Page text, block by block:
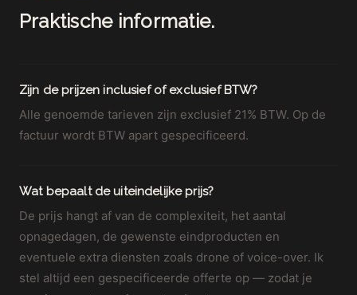
Praktische informatie.
Zijn de prijzen inclusief of exclusief BTW?
Alle genoemde tarieven zijn exclusief 21% BTW. Op de
factuur wordt BTW apart gespecificeerd.
Wat bepaalt de uiteindelijke prijs?
De prijs hangt af van de complexiteit, het aantal
opnagedagen, de gewenste eindproducten en
eventuele extra diensten zoals drone of voice-over. Ik
stel altijd een gespecificeerde offerte op — zodat je